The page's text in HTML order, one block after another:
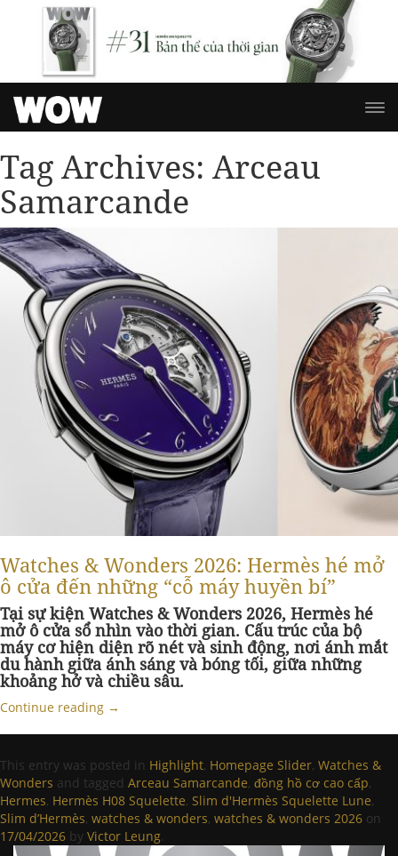
Tag Archives: Arceau
Samarcande
Watches & Wonders 2026: Hermès hé mở
ô cửa đến những “cỗ máy huyền bí”
Tại sự kiện Watches & Wonders 2026, Hermès hé
mở ô cửa sổ nhìn vào thời gian. Cấu trúc của bộ
máy cơ hiện diện rõ nét và sinh động, nơi ánh mắt
du hành giữa ánh sáng và bóng tối, giữa những
khoảng hở và chiều sâu.
Continue reading →
This entry was posted in Highlight, Homepage Slider, Watches &
Wonders and tagged Arceau Samarcande, đồng hồ cơ cao cấp,
Hermes, Hermès H08 Squelette, Slim d'Hermès Squelette Lune,
Slim d’Hermès, watches & wonders, watches & wonders 2026 on
17/04/2026 by Victor Leung.